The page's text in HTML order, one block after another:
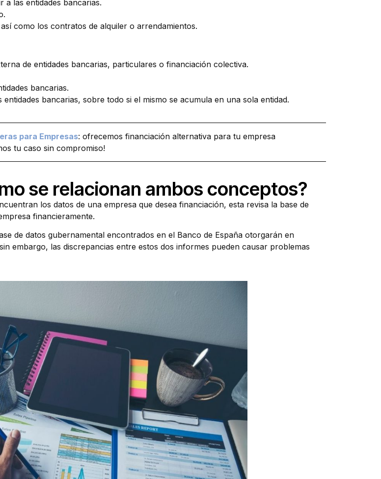
a las entidades bancarias.
como los contratos de alquiler o arrendamientos.
de entidades bancarias, particulares o financiación colectiva.
bancarias.
bancarias, sobre todo si el mismo se acumula en una sola entidad.
para Empresas: ofrecemos financiación alternativa para tu empresa
tu caso sin compromiso!
se relacionan ambos conceptos?
los datos de una empresa que desea financiación, esta revisa la base de
financieramente.
de datos gubernamental encontrados en el Banco de España otorgarán en
embargo, las discrepancias entre estos dos informes pueden causar problemas